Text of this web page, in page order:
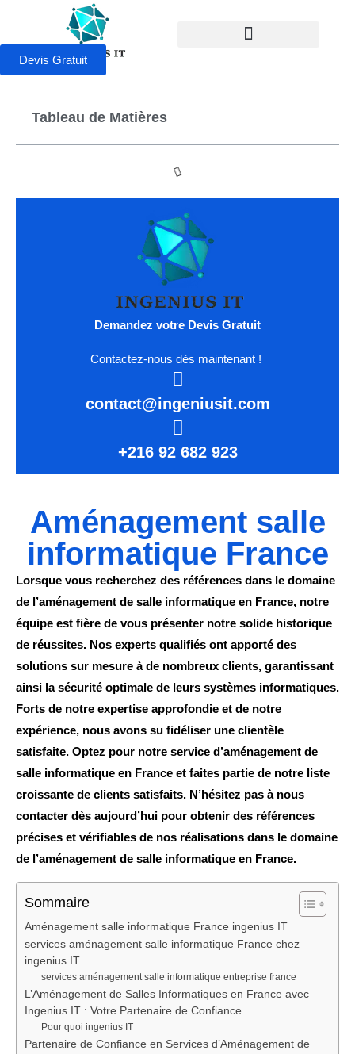
Devis Gratuit
Tableau de Matières
Demandez votre Devis Gratuit
Contactez-nous dès maintenant !
contact@ingeniusit.com
+216 92 682 923
Aménagement salle
informatique France
Lorsque vous recherchez des références dans le domaine
de l’aménagement de salle informatique en France, notre
équipe est fière de vous présenter notre solide historique
de réussites. Nos experts qualifiés ont apporté des
solutions sur mesure à de nombreux clients, garantissant
ainsi la sécurité optimale de leurs systèmes informatiques.
Forts de notre expertise approfondie et de notre
expérience, nous avons su fidéliser une clientèle
satisfaite. Optez pour notre service d’aménagement de
salle informatique en France et faites partie de notre liste
croissante de clients satisfaits. N’hésitez pas à nous
contacter dès aujourd’hui pour obtenir des références
précises et vérifiables de nos réalisations dans le domaine
de l’aménagement de salle informatique en France.
Sommaire
Aménagement salle informatique France ingenius IT
services aménagement salle informatique France chez
ingenius IT
services aménagement salle informatique entreprise france
L’Aménagement de Salles Informatiques en France avec
Ingenius IT : Votre Partenaire de Confiance
Pour quoi ingenius IT
Partenaire de Confiance en Services d’Aménagement de